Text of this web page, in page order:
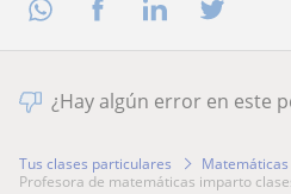
¿Hay algún error en este
Tus clases particulares Matemáticas
profesora de matemáticas imparto